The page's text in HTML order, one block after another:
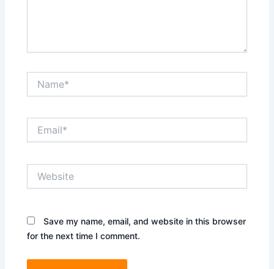
Save my name, email, and website in this browser
for the next time I comment.